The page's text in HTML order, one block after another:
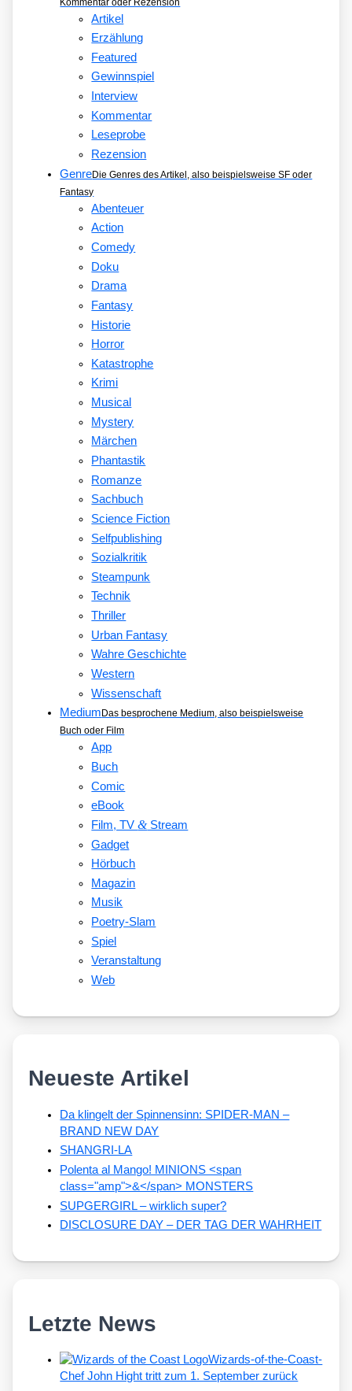
Artikel
Erzählung
Featured
Gewinnspiel
Interview
Kommentar
Leseprobe
Rezension
GenreDie Genres des Artikel, also beispielsweise SF oder
Fantasy
Abenteuer
Action
Comedy
Doku
Drama
Fantasy
Historie
Horror
Katastrophe
Krimi
Musical
Mystery
Märchen
Phantastik
Romanze
Sachbuch
Science Fiction
Selfpublishing
Sozialkritik
Steampunk
Technik
Thriller
Urban Fantasy
Wahre Geschichte
Western
Wissenschaft
Medium Das besprochene Medium, also beispielsweise
Buch oder Film
App
Buch
Comic
eBook
Film, TV&Stream
Gadget
Hörbuch
Magazin
Musik
Poetry-Slam
Spiel
Veranstaltung
Web
Neueste Artikel
Da klingelt der Spinnensinn: SPIDER-MAN –
BRAND NEW DAY
SHANGRI-LA
Polenta al Mango! MINIONS <span
class="amp">&</span> MONSTERS
SUPGERGIRL – wirklich super?
DISCLOSURE DAY – DER TAG DER WAHRHEIT
Letzte News
Wizards-of-the-Coast-
Chef John Hight tritt zum 1. September zurück